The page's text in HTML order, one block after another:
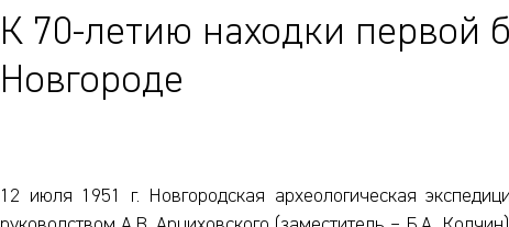
К 70-летию находки первой
Новгороде
12 июля 1951 г. Новгородская археологическая